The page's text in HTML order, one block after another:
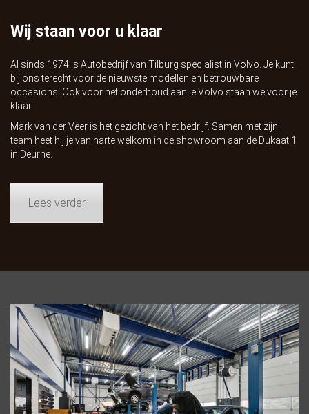
Wij staan voor u klaar
Al sinds 1974 is Autobedrijf van Tilburg specialist in Volvo. Je kunt
bij ons terecht voor de nieuwste modellen en betrouwbare
occasions. Ook voor het onderhoud aan je Volvo staan we voor je
klaar.
Mark van der Veer is het gezicht van het bedrijf. Samen met zijn
team heet hij je van harte welkom in de showroom aan de Dukaat 1
in Deurne.
Lees verder